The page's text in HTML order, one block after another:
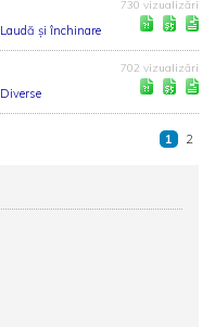
Laudă și închinare
730 vizualizări
Diverse
702 vizualizări
1 2